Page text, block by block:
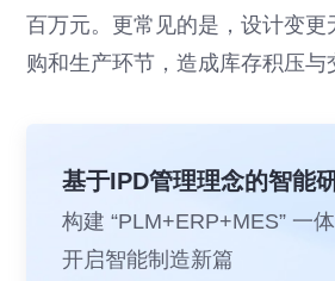
百万元。更常见的是，设计变更
购和生产环节，造成库存积压与
基于IPD管理理念的智能
构建 “PLM+ERP+MES” 一
开启智能制造新篇